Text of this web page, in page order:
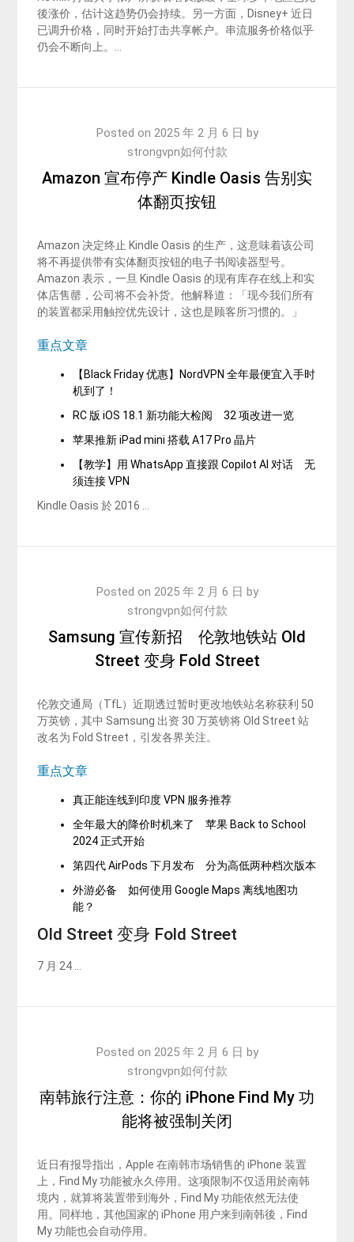
後涨价，估计这趋势仍会持续。另一方面，Disney+ 近日
已调升价格，同时开始打击共享帐户。串流服务价格似乎
仍会不断向上。…
Amazon 宣布停产 Kindle Oasis 告别实
体翻页按钮
Posted on 2025 年 2 月 6 日 by
strongvpn如何付款
Amazon 决定终止 Kindle Oasis 的生产，这意味着该公司
将不再提供带有实体翻页按钮的电子书阅读器型号。
Amazon 表示，一旦 Kindle Oasis 的现有库存在线上和实
体店售罄，公司将不会补货。他解释道：「现今我们所有
的装置都采用触控优先设计，这也是顾客所习惯的。」
重点文章
【Black Friday 优惠】NordVPN 全年最便宜入手时
机到了！
RC 版 iOS 18.1 新功能大检阅 32 项改进一览
苹果推新 iPad mini 搭载 A17 Pro 晶片
【教学】用 WhatsApp 直接跟 Copilot AI 对话 无
须连接 VPN
Kindle Oasis 於 2016 …
Samsung 宣传新招 伦敦地铁站 Old
Street 变身 Fold Street
Posted on 2025 年 2 月 6 日 by
strongvpn如何付款
伦敦交通局（TfL）近期透过暂时更改地铁站名称获利 50
万英镑，其中 Samsung 出资 30 万英镑将 Old Street 站
改名为 Fold Street，引发各界关注。
重点文章
真正能连线到印度 VPN 服务推荐
全年最大的降价时机来了 苹果 Back to School
2024 正式开始
第四代 AirPods 下月发布 分为高低两种档次版本
外游必备 如何使用 Google Maps 离线地图功
能？
Old Street 变身 Fold Street
7 月 24 …
南韩旅行注意：你的 iPhone Find My 功
能将被强制关闭
Posted on 2025 年 2 月 6 日 by
strongvpn如何付款
近日有报导指出，Apple 在南韩市场销售的 iPhone 装置
上，Find My 功能被永久停用。这项限制不仅适用於南韩
境内，就算将装置带到海外，Find My 功能依然无法使
用。同样地，其他国家的 iPhone 用户来到南韩後，Find
My 功能也会自动停用。